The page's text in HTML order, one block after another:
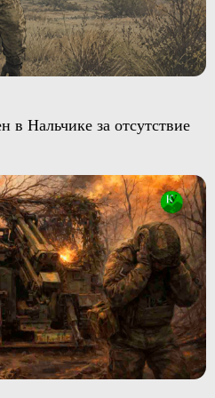
Нальчике за отсутствие